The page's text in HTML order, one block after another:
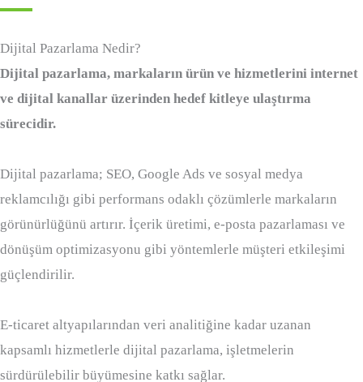
Dijital Pazarlama Nedir?
Dijital pazarlama, markaların ürün ve hizmetlerini internet
ve dijital kanallar üzerinden hedef kitleye ulaştırma
sürecidir.
Dijital pazarlama; SEO, Google Ads ve sosyal medya
reklamcılığı gibi performans odaklı çözümlerle markaların
görünürlüğünü artırır. İçerik üretimi, e-posta pazarlaması ve
dönüşüm optimizasyonu gibi yöntemlerle müşteri etkileşimi
güçlendirilir.
E-ticaret altyapılarından veri analitiğine kadar uzanan
kapsamlı hizmetlerle dijital pazarlama, işletmelerin
sürdürülebilir büyümesine katkı sağlar.